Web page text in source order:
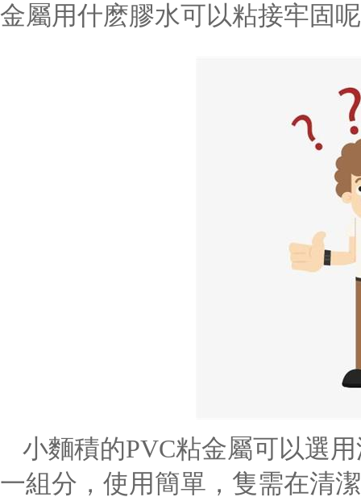
金屬用什麽膠水可以粘接牢固
小麵積的PVC粘金屬可以選用
一組分， 使用簡單，隻需在清